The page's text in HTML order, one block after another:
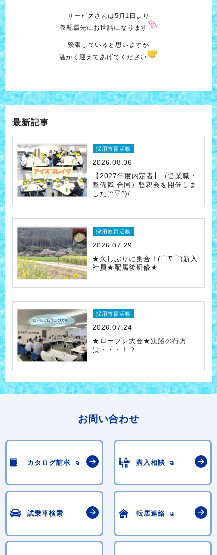
サービスさんは5月1日より
仮配属先にお世話になります
緊張していると思いますが
温かく迎えてあげてください
最新記事
採用教育活動
2026.08.06
【2027年度内定者】（営業職・
整備職 合同）懇親会を開催しま
した(^▽^)/
採用教育活動
2026.07.29
★久しぶりに集合！(⌒∇⌒)新入
社員★配属後研修★
採用教育活動
2026.07.24
★ロープレ大会★決勝の行方
は・・・！？
お問い合わせ
カタログ請求 購入相談
試乗車検索 転居連絡